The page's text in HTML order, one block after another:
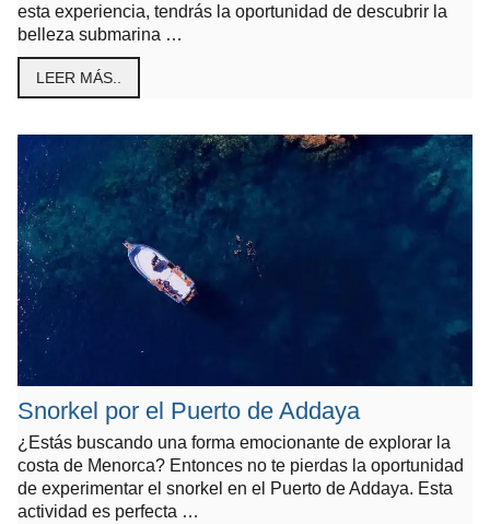
esta experiencia, tendrás la oportunidad de descubrir la
belleza submarina …
LEER MÁS..
Snorkel por el Puerto de Addaya
¿Estás buscando una forma emocionante de explorar la
costa de Menorca? Entonces no te pierdas la oportunidad
de experimentar el snorkel en el Puerto de Addaya. Esta
actividad es perfecta …